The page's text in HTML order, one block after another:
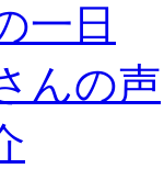
一日
んの声